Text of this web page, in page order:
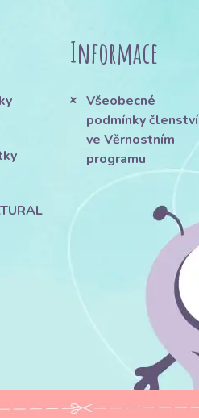
Informace
Všeobecné
podmínky členství
ve Věrnostním
programu